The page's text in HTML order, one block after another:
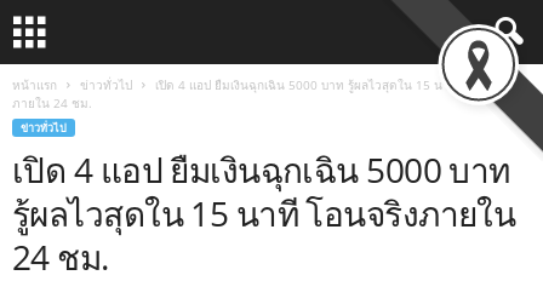
หน้าแรก ข่าวทั่วไป
เปิด 4 แอป ยืมเงินฉุกเฉิน 5000 บาท รู้ผลไวสุดใน 15 นาที โอนจริง
ภายใน 24 ชม.
ข่าวทั่วไป
เปิด 4 แอป ยืมเงินฉุกเฉิน 5000 บาท
รู้ผลไวสุดใน 15 นาที โอนจริงภายใน
24 ชม.